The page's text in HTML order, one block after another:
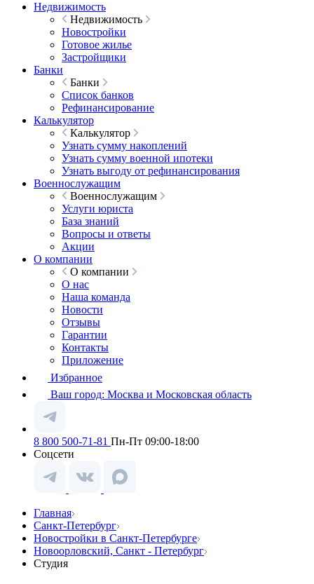
Недвижимость
Недвижимость
Новостройки
Готовое жилье
Застройщики
Банки
Банки
Список банков
Рефинансирование
Калькулятор
Калькулятор
Узнать сумму накоплений
Узнать сумму военной ипотеки
Узнать выгоду от рефинансирования
Военнослужащим
Военнослужащим
Услуги юриста
База знаний
Вопросы и ответы
Акции
О компании
О компании
О нас
Наша команда
Новости
Отзывы
Гарантии
Контакты
Приложение
Избранное
Ваш город: Москва и Московская область
8 800 500-71-81 Пн-Пт 09:00-18:00
Соцсети
Главная
Санкт-Петербург
Новостройки в Санкт-Петербурге
Новоорловский, Санкт - Петербург
Студия